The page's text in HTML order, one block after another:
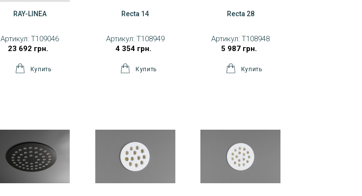
RAY-LINEA
Артикул:T109046
23 692 грн.
Recta 14
Артикул: T108949
4 354 грн.
Recta 28
Артикул:T108948
5 987 грн.